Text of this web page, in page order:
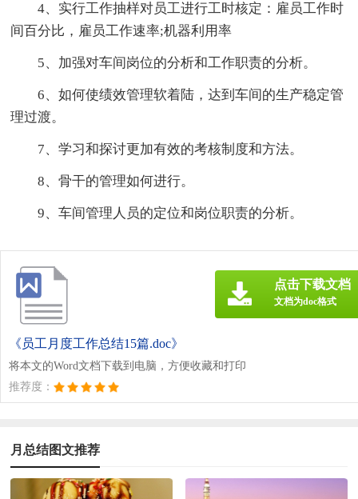
4、实行工作抽样对员工进行工时核定：雇员工作时
间百分比，雇员工作速率;机器利用率
5、加强对车间岗位的分析和工作职责的分析。
6、如何使绩效管理软着陆，达到车间的生产稳定管
理过渡。
7、学习和探讨更加有效的考核制度和方法。
8、骨干的管理如何进行。
9、车间管理人员的定位和岗位职责的分析。
《员工月度工作总结15篇.doc》
将本文的Word文档下载到电脑，方便收藏和打印
推荐度：
点击下载文档
文档为doc格式
月总结图文推荐